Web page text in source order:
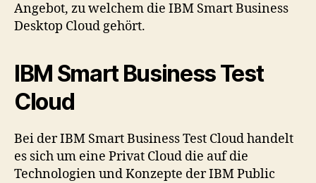
Angebot, zu welchem die IBM Smart Business
Desktop Cloud gehört.
IBM Smart Business Test
Cloud
Bei der IBM Smart Business Test Cloud handelt
es sich um eine Privat Cloud die auf die
Technologien und Konzepte der IBM Public